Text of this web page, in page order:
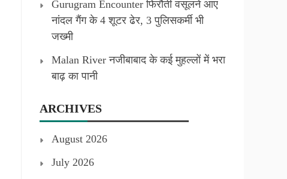
Gurugram Encounter फिरौती वसूलने आए
नांदल गैंग के 4 शूटर ढेर, 3 पुलिसकर्मी भी
जख्मी
Malan River नजीबाबाद के कई मुहल्लों में भरा
बाढ़ का पानी
ARCHIVES
August 2026
July 2026